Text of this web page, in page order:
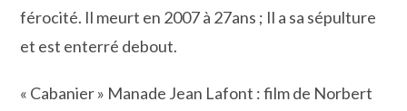
férocité. Il meurt en 2007 à 27ans ; Il a sa sépulture
et est enterré debout.
« Cabanier » Manade Jean Lafont : film de Norbert